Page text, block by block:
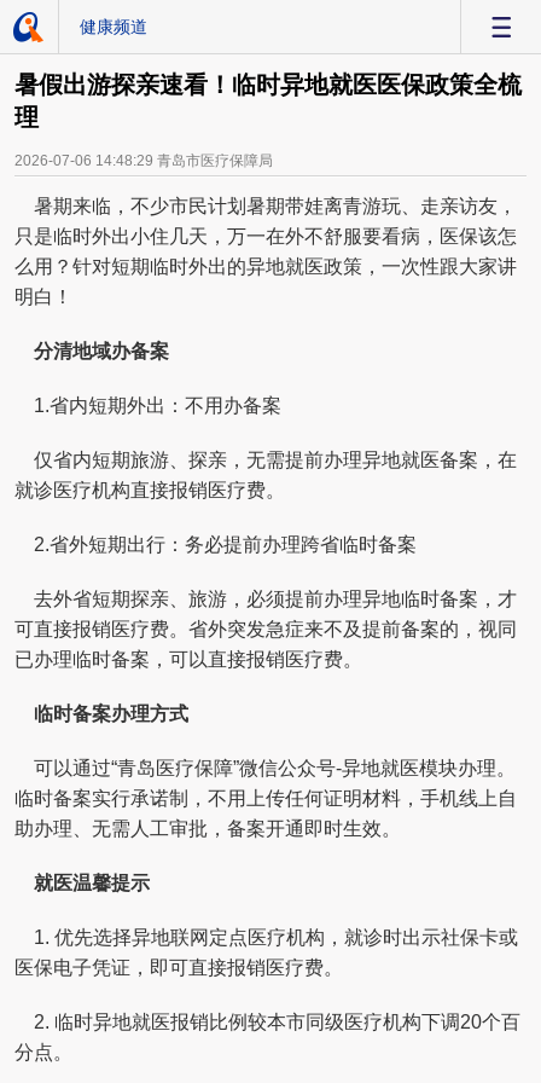
健康频道
暑假出游探亲速看！临时异地就医医保政策全梳
理
2026-07-06 14:48:29 青岛市医疗保障局
暑期来临，不少市民计划暑期带娃离青游玩、走亲访友，
只是临时外出小住几天，万一在外不舒服要看病，医保该怎
么用？针对短期临时外出的异地就医政策，一次性跟大家讲
明白！
分清地域办备案
1.省内短期外出：不用办备案
仅省内短期旅游、探亲，无需提前办理异地就医备案，在
就诊医疗机构直接报销医疗费。
2.省外短期出行：务必提前办理跨省临时备案
去外省短期探亲、旅游，必须提前办理异地临时备案，才
可直接报销医疗费。省外突发急症来不及提前备案的，视同
已办理临时备案，可以直接报销医疗费。
临时备案办理方式
可以通过“青岛医疗保障”微信公众号-异地就医模块办理。
临时备案实行承诺制，不用上传任何证明材料，手机线上自
助办理、无需人工审批，备案开通即时生效。
就医温馨提示
1. 优先选择异地联网定点医疗机构，就诊时出示社保卡或
医保电子凭证，即可直接报销医疗费。
2. 临时异地就医报销比例较本市同级医疗机构下调20个百
分点。